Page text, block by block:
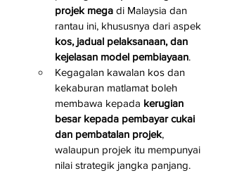
projek mega di Malaysia dan
rantau ini, khususnya dari aspek
kos, jadual pelaksanaan, dan
kejelasan model pembiayaan.
Kegagalan kawalan kos dan
kekaburan matlamat boleh
membawa kepada kerugian
besar kepada pembayar cukai
dan pembatalan projek,
walaupun projek itu mempunyai
nilai strategik jangka panjang.